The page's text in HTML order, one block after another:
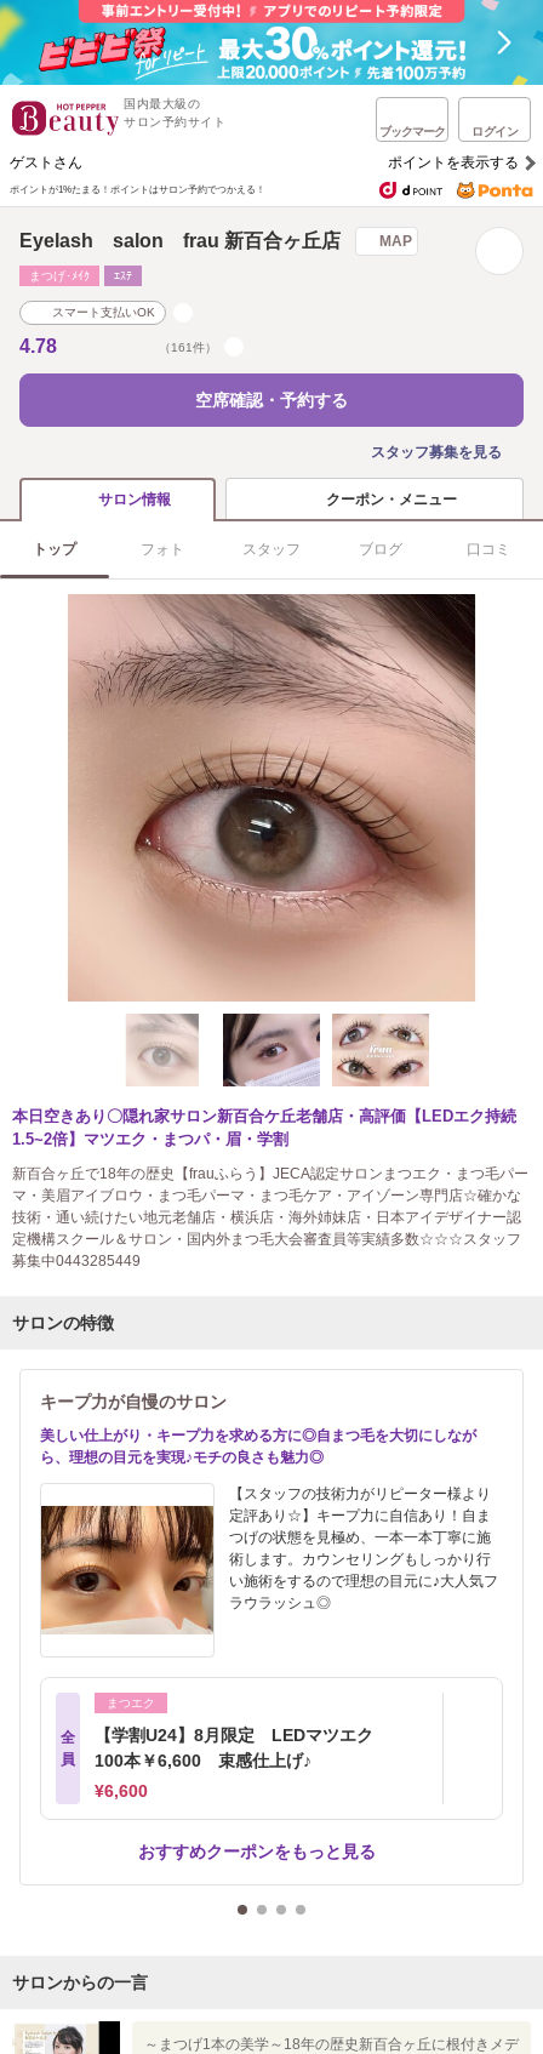
国内最大級の
サロン予約サイト
ブックマーク ログイン
ゲストさん ポイントを表示する
ポイントが1%たまる！ ポイントはサロン予約でつかえる！
Eyelash salon frau 新百合ヶ丘店 MAP
まつげ･ﾒｲｸ ｴｽﾃ
スマート支払いOK
4.78 （161件）
空席確認・予約する
スタッフ募集を見る
サロン情報 クーポン・メニュー
トップ フォト スタッフ ブログ 口コミ
本日空きあり〇隠れ家サロン新百合ケ丘老舗店・高評価【LEDエク持続
1.5~2倍】マツエク・まつパ・眉・学割
新百合ヶ丘で18年の歴史【frauふらう】JECA認定サロンまつエク・まつ毛パー
マ・美眉アイブロウ・まつ毛パーマ・まつ毛ケア・アイゾーン専門店☆確かな
技術・通い続けたい地元老舗店・横浜店・海外姉妹店・日本アイデザイナー認
定機構スクール＆サロン・国内外まつ毛大会審査員等実績多数☆☆☆スタッフ
募集中0443285449
サロンの特徴
キープ力が自慢のサロン
美しい仕上がり・キープ力を求める方に◎自まつ毛を大切にしなが
ら、理想の目元を実現♪モチの良さも魅力◎
【スタッフの技術力がリピーター様より
定評あり☆】キープ力に自信あり！自ま
つげの状態を見極め、一本一本丁寧に施
術します。カウンセリングもしっかり行
い施術をするので理想の目元に♪大人気フ
ラウラッシュ◎
全
員
まつエク
【学割U24】8月限定 LEDマツエク
100本￥6,600 束感仕上げ♪
¥6,600
おすすめクーポンをもっと見る
サロンからの一言
～まつげ1本の美学～18年の歴史新百合ヶ丘に根付きメデ